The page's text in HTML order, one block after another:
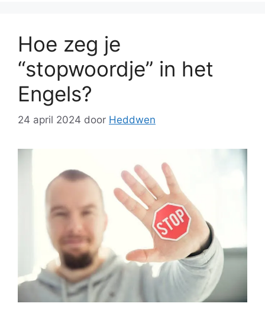
Hoe zeg je
“stopwoordje” in het
Engels?
24 april 2024 door Heddwen